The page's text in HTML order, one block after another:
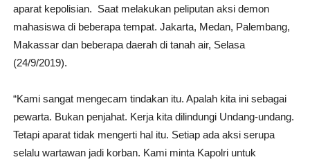
aparat kepolisian. Saat melakukan peliputan aksi demon
mahasiswa di beberapa tempat. Jakarta, Medan, Palembang,
Makassar dan beberapa daerah di tanah air, Selasa
(24/9/2019).
“Kami sangat mengecam tindakan itu. Apalah kita ini sebagai
pewarta. Bukan penjahat. Kerja kita dilindungi Undang-undang.
Tetapi aparat tidak mengerti hal itu. Setiap ada aksi serupa
selalu wartawan jadi korban. Kami minta Kapolri untuk